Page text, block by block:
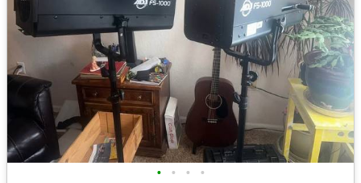
• • • •